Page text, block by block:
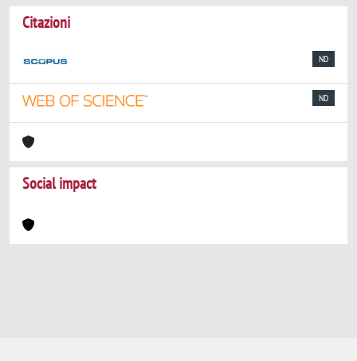
Citazioni
ND
ND
Social impact